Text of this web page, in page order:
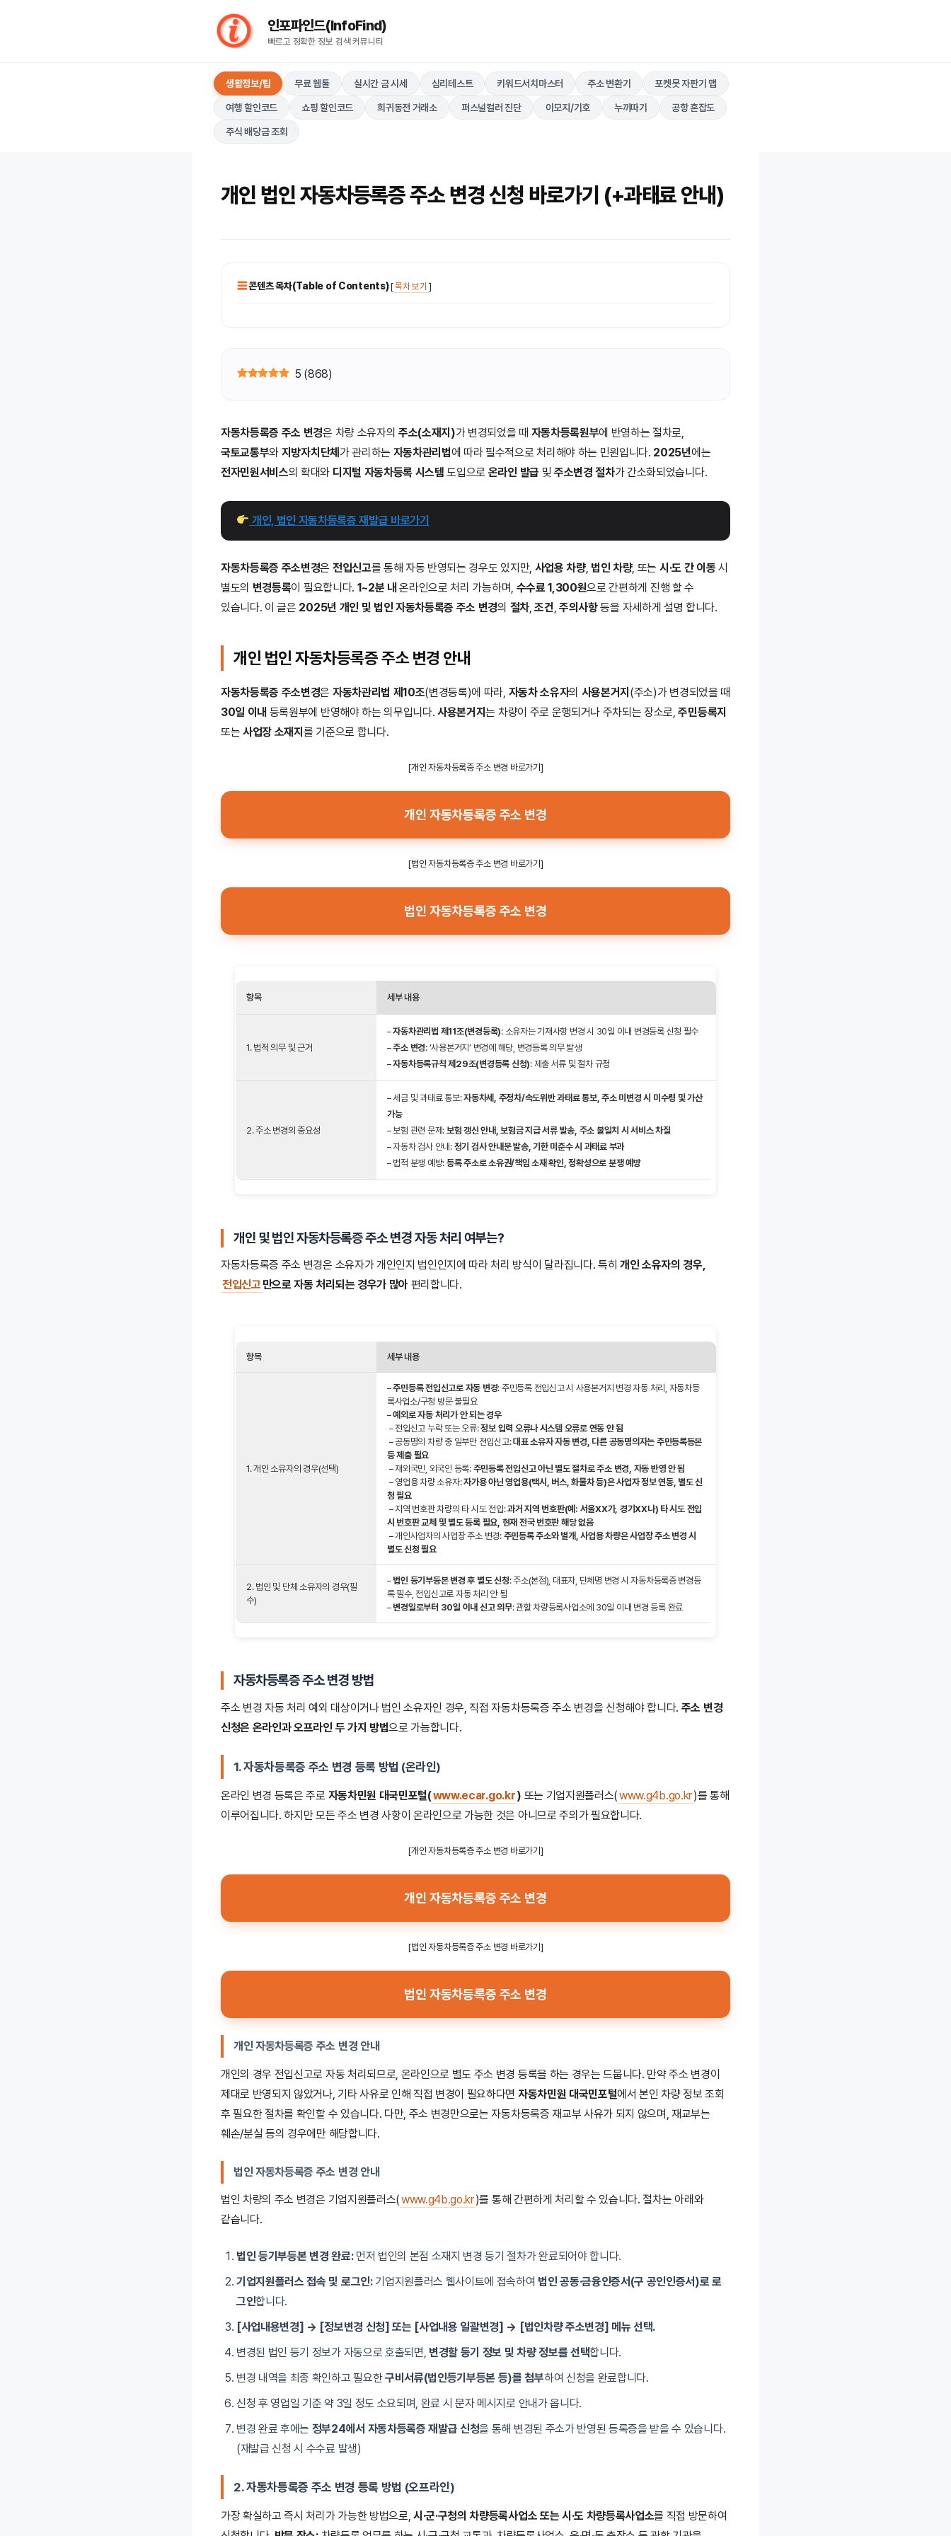
인포파인드(InfoFind)​​​​
빠르고 정확한 정보 검색 커뮤니티
생활정보/팁 무료 웹툴 실시간 금 시세 심리테스트 키워드서치마스터 주소 변환기 포켓못 자판기 맵
여행 할인코드 쇼핑 할인코드 희귀동전 거래소 퍼스널컬러 진단 이모지/기호 누끼따기 공항 혼잡도
주식 배당금 조회
개인 법인 자동차등록증 주소 변경 신청 바로가기 (+과태료 안내)
콘텐츠 목차(Table of Contents)[목차 보기 ]
5 (868)
자동차등록증 주소 변경은 차량 소유자의 주소(소재지)가 변경되었을 때 자동차등록원부에 반영하는 절차로,
국토교통부와 지방자치단체 가 관리하는 자동차관리법에 따라 필수적으로 처리해야 하는 민원입니다. 2025년에는
전자민원서비스의 확대와 디지털 자동차등록 시스템 도입으로 온라인 발급 및 주소변경 절차가 간소화되었습니다.
개인, 법인 자동차등록증 재발급 바로가기
자동차등록증 주소변경은 전입신고를 통해 자동 반영되는 경우도 있지만, 사업용 차량, 법인 차량, 또는 시·도 간 이동 시
별도의 변경등록이 필요합니다. 1~2분 내 온라인으로 처리 가능하며, 수수료 1,300원으로 간편하게 진행 할 수
있습니다. 이 글은 2025년 개인 및 법인 자동차등록증 주소 변경의 절차,조건,주의사항등을 자세하게 설명 합니다.
개인 법인 자동차등록증 주소 변경 안내
자동차등록증 주소변경은 자동차관리법 제10조(변경등록)에 따라, 자동차 소유자의 사용본거지 (주소)가 변경되었을 때
30일 이내 등록원부에 반영해야 하는 의무입니다.사용본거지는 차량이 주로 운행되거나 주차되는 장소로,주민등록지
또는사업장 소재지 를 기준으로 합니다.
[개인 자동차등록증 주소 변경 바로가기]
개인 자동차등록증 주소 변경
[법인 자동차등록증 주소 변경 바로가기]
법인 자동차등록증 주소 변경
항목 세부 내용
1. 법적 의무 및 근거
–자동차관리법 제11조(변경등록): 소유자는 기재사항 변경 시 30일 이내 변경등록 신청 필수
–주소 변경: ‘사용본거지’ 변경에 해당, 변경등록 의무 발생
–자동차등록규칙 제29조(변경등록 신청): 제출 서류 및 절차 규정
2. 주소 변경의 중요성
– 세금 및 과태료 통보:자동차세, 주정차/속도위반 과태료 통보, 주소 미변경 시 미수령 및 가산
가능
– 보험 관련 문제: 보험 갱신 안내, 보험금 지급 서류 발송, 주소 불일치 시 서비스 차질
– 자동차 검사 안내: 정기 검사 안내문 발송, 기한 미준수 시 과태료 부과
– 법적 분쟁 예방: 등록 주소로 소유권/책임 소재 확인, 정확성으로 분쟁 예방
개인 및 법인 자동차등록증 주소 변경 자동 처리 여부는?
자동차등록증 주소 변경은 소유자가 개인인지 법인인지에 따라 처리 방식이 달라집니다. 특히 개인 소유자의 경우,
전입신고 만으로 자동 처리되는 경우가 많아 편리합니다.
항목 세부 내용
1. 개인 소유자의 경우(선택)
–주민등록 전입신고로 자동 변경: 주민등록 전입신고 시 사용본거지 변경 자동 처리, 자동차등
록사업소/구청 방문 불필요
–예외로 자동 처리가 안 되는 경우
– 전입신고 누락 또는 오류:정보 입력 오류나 시스템 오류로 연동 안 됨
– 공동명의 차량 중 일부만 전입신고:대표 소유자 자동 변경, 다른 공동명의자는 주민등록등본
등 제출 필요
– 재외국민, 외국인 등록: 주민등록 전입신고 아닌 별도 절차로 주소 변경, 자동 반영 안 됨
– 영업용 차량 소유자:자가용 아닌 영업용(택시, 버스, 화물차 등)은 사업자 정보 연동, 별도 신
청 필요
– 지역 번호판 차량의 타 시도 전입:과거 지역 번호판(예: 서울XX가, 경기XX나) 타 시도 전입
시 번호판 교체 및 별도 등록 필요, 현재 전국 번호판 해당 없음
– 개인사업자의 사업장 주소 변경: 주민등록 주소와 별개, 사업용 차량은 사업장 주소 변경 시
별도 신청 필요
2. 법인 및 단체 소유자의 경우(필
수)
– 법인 등기부등본 변경 후 별도 신청: 주소(본점), 대표자, 단체명 변경 시 자동차등록증 변경등
록 필수, 전입신고로 자동 처리 안 됨
– 변경일로부터 30일 이내 신고 의무: 관할 차량등록사업소에 30일 이내 변경 등록 완료
자동차등록증 주소 변경 방법
주소 변경 자동 처리 예외 대상이거나 법인 소유자인 경우, 직접 자동차등록증 주소 변경을 신청해야 합니다. 주소 변경
신청은 온라인과 오프라인 두 가지 방법으로 가능합니다.
1. 자동차등록증 주소 변경 등록 방법 (온라인)
온라인 변경 등록은 주로 자동차민원 대국민포털(www.ecar.go.kr) 또는 기업지원플러스(www.g4b.go.kr)를 통해
이루어집니다. 하지만 모든 주소 변경 사항이 온라인으로 가능한 것은 아니므로 주의가 필요합니다.
[개인 자동차등록증 주소 변경 바로가기]
개인 자동차등록증 주소 변경
[법인 자동차등록증 주소 변경 바로가기]
법인 자동차등록증 주소 변경
개인 자동차등록증 주소 변경 안내
개인의 경우 전입신고로 자동 처리되므로, 온라인으로 별도 주소 변경 등록을 하는 경우는 드뭅니다. 만약 주소 변경이
제대로 반영되지 않았거나, 기타 사유로 인해 직접 변경이 필요하다면 자동차민원 대국민포털에서 본인 차량 정보 조회
후 필요한 절차를 확인할 수 있습니다. 다만, 주소 변경만으로는 자동차등록증 재교부 사유가 되지 않으며, 재교부는
훼손/분실 등의 경우에만 해당합니다.
법인 자동차등록증 주소 변경 안내
법인 차량의 주소 변경은 기업지원플러스(www.g4b.go.kr)를 통해 간편하게 처리할 수 있습니다. 절차는 아래와
같습니다.
법인 등기부등본 변경 완료:먼저 법인의 본점 소재지 변경 등기 절차가 완료되어야 합니다.
기업지원플러스 접속 및 로그인:기업지원플러스 웹사이트에 접속하여 법인 공동·금융인증서(구 공인인증서)로 로
그인합니다.
[사업내용변경] → [정보변경 신청] 또는 [사업내용 일괄변경] → [법인차량 주소변경] 메뉴 선택.
변경된 법인 등기 정보가 자동으로 호출되면, 변경할 등기 정보 및 차량 정보를 선택합니다.
변경 내역을 최종 확인하고 필요한구비서류(법인등기부등본 등)를 첨부하여 신청을 완료합니다.
신청 후 영업일 기준 약 3일 정도 소요되며, 완료 시 문자 메시지로 안내가 옵니다.
변경 완료 후에는 정부24에서 자동차등록증 재발급 신청을 통해 변경된 주소가 반영된 등록증을 받을 수 있습니다.
(재발급 신청 시 수수료 발생)
2. 자동차등록증 주소 변경 등록 방법 (오프라인)
가장 확실하고 즉시 처리가 가능한 방법으로, 시·군·구청의 차량등록사업소 또는 시·도 차량등록사업소를 직접 방문하여